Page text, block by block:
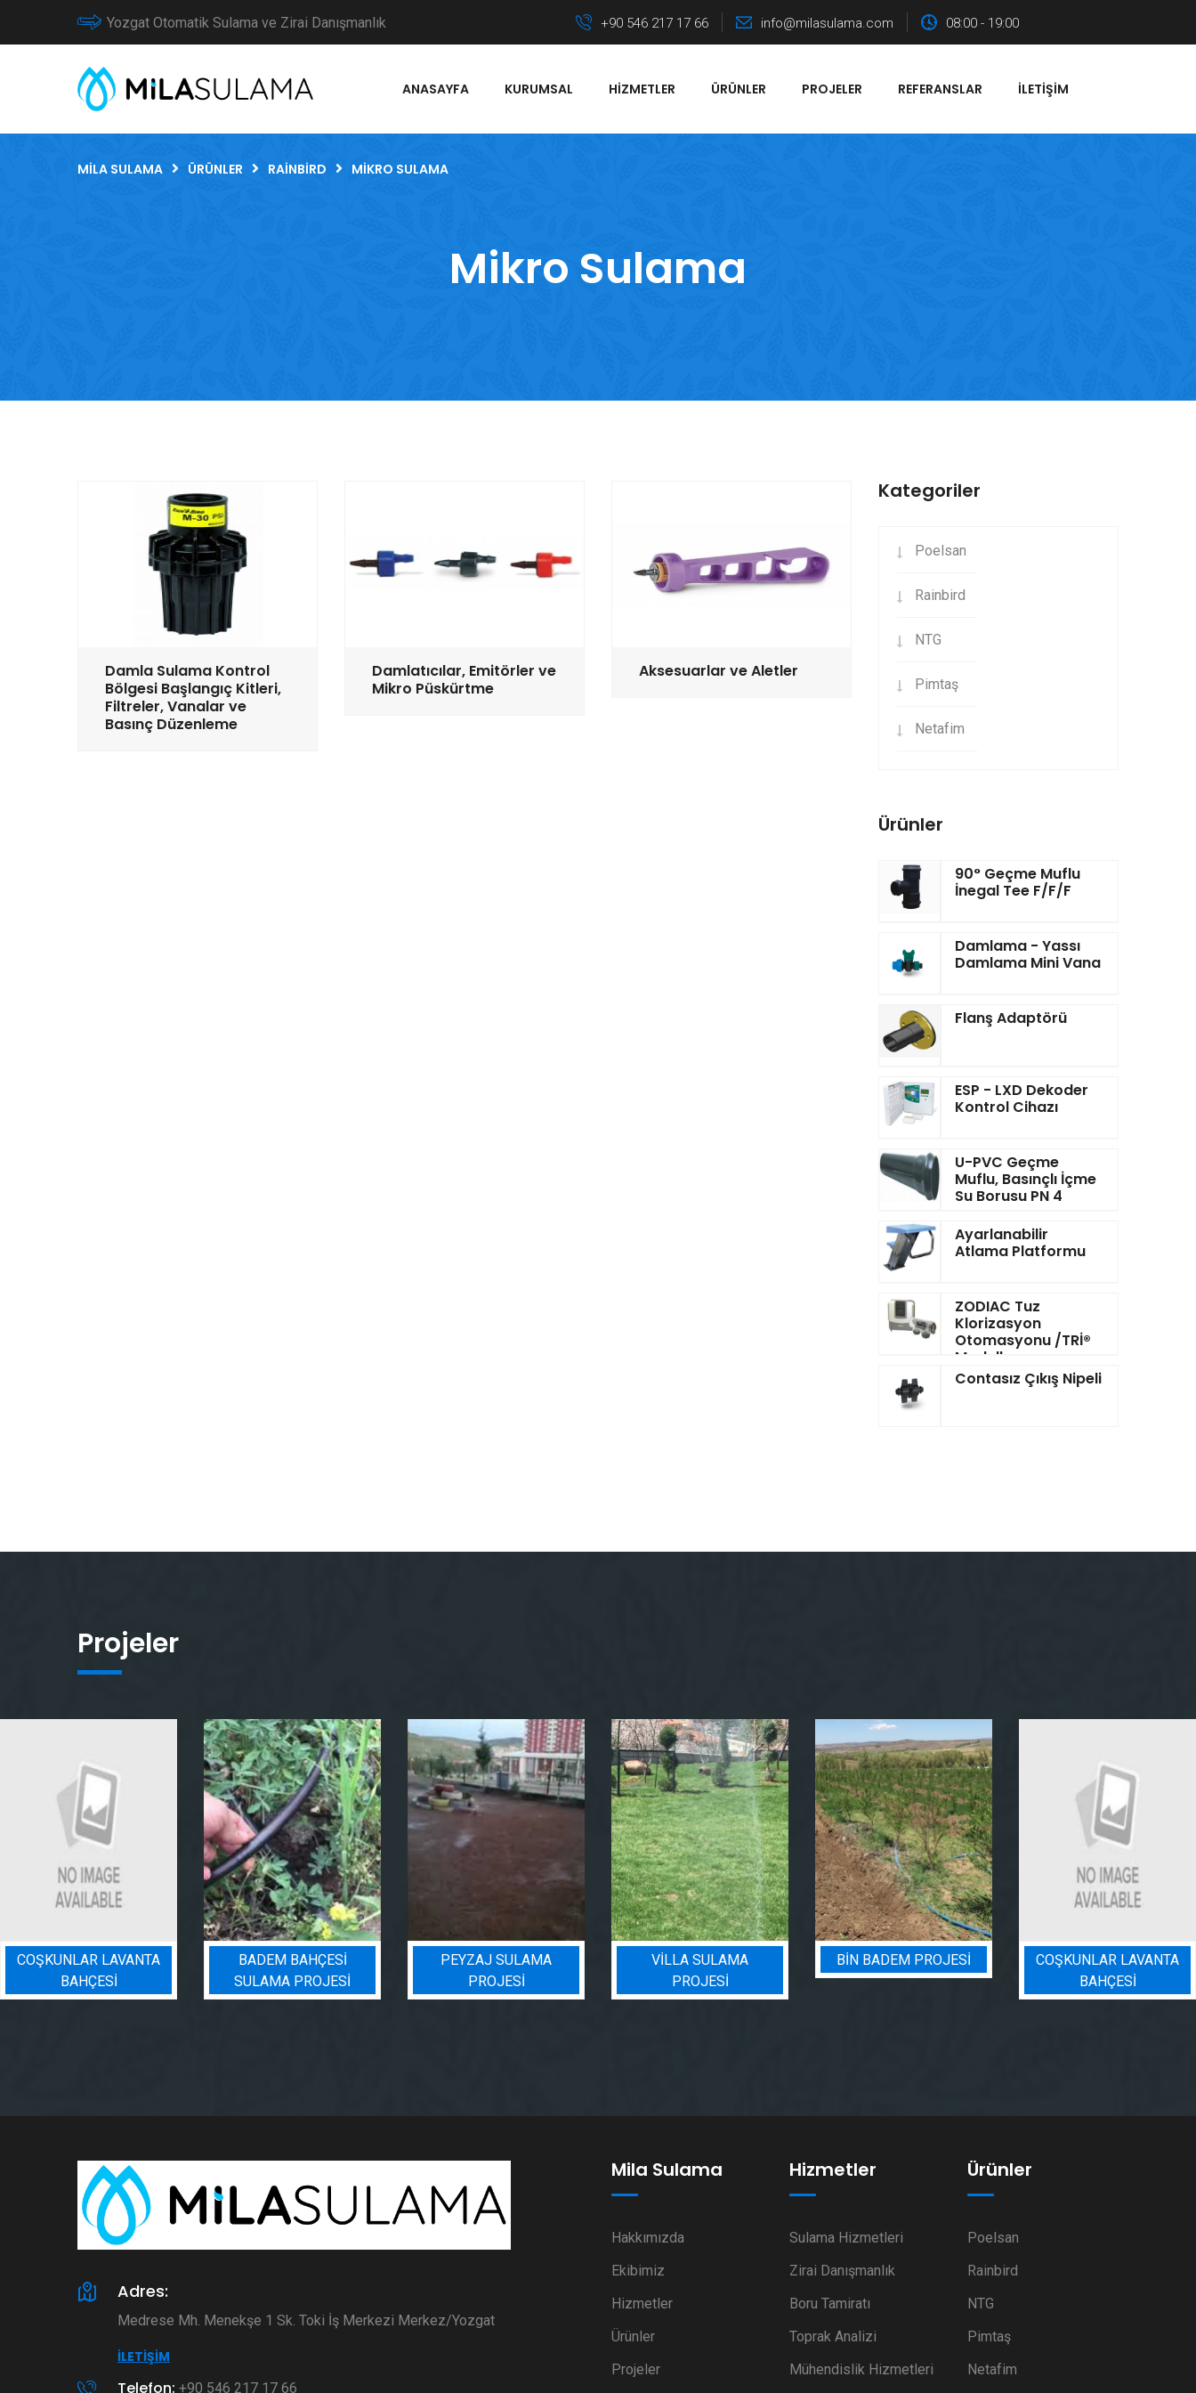
Yozgat Otomatik Sulama ve Zirai Danışmanlık +90 546 217 17 66 info@milasulama.com 08:00 - 19:00
ANASAYFA KURUMSAL HIZMETLER ÜRÜNLER PROJELER REFERANSLAR İLETIŞIM
MILA SULAMA ÜRÜNLER RAINBIRD MIKRO SULAMA
Mikro Sulama
Damla Sulama Kontrol
Bölgesi Başlangıç Kitleri,
Filtreler, Vanalar ve
Basınç Düzenleme
Damlatıcılar, Emitörler ve
Mikro Püskürtme
Aksesuarlar ve Aletler
Kategoriler
Poelsan
Rainbird
NTG
Pimtaş
Netafim
Ürünler
90° Geçme Muflu
İnegal Tee F/F/F
Damlama - Yassı
Damlama Mini Vana
Flanş Adaptörü
ESP - LXD Dekoder
Kontrol Cihazı
U-PVC Geçme
Muflu, Basınçlı İçme
Su Borusu PN 4
Ayarlanabilir
Atlama Platformu
ZODIAC Tuz
Klorizasyon
Otomasyonu /TRİ®
Modeller
Contasız Çıkış Nipeli
Projeler
COŞKUNLAR LAVANTA
BAHÇESİ
BADEM BAHÇESI
SULAMA PROJESI
PEYZAJ SULAMA
PROJESI
VILLA SULAMA
PROJESI
BIN BADEM PROJESI
COŞKUNLAR LAVANTA
BAHÇESİ
Adres:
Medrese Mh. Menekşe 1 Sk. Toki İş Merkezi Merkez/Yozgat
İLETIŞIM
Telefon: +90 546 217 17 66
Mila Sulama
Hakkımızda
Ekibimiz
Hizmetler
Ürünler
Projeler
Hizmetler
Sulama Hizmetleri
Zirai Danışmanlık
Boru Tamiratı
Toprak Analizi
Mühendislik Hizmetleri
Ürünler
Poelsan
Rainbird
NTG
Pimtaş
Netafim